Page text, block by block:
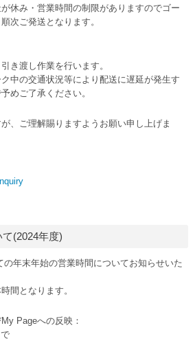
休み・営業時間の制限がありますのでゴー
次ご発送となります。
き渡し作業を行います。
中の交通状況等により配送に遅延が発生す
めご了承ください。
、ご理解賜りますようお願い申し上げま
(2024年度)
の年末年始の営業時間についてお知らせいた
間となります。
Pageへの反映：